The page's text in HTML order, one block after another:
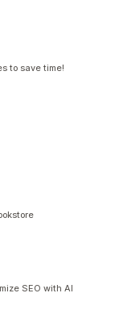
to save time!
SEO with AI